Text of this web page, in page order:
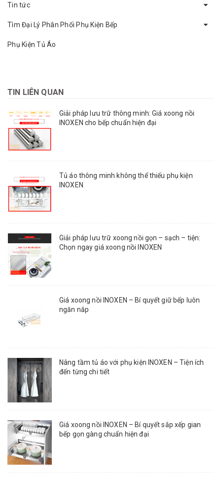
Tin tức
Tìm Đại Lý Phân Phối Phụ Kiện Bếp
Phụ Kiện Tủ Áo
TIN LIÊN QUAN
Giải pháp lưu trữ thông minh: Giá xoong nồi
INOXEN cho bếp chuẩn hiện đại
Tủ áo thông minh không thể thiếu phụ kiện
INOXEN
Giải pháp lưu trữ xoong nồi gọn – sạch – tiện:
Chọn ngay giá xoong nồi INOXEN
Giá xoong nồi INOXEN – Bí quyết giữ bếp luôn
ngăn nắp
Nâng tầm tủ áo với phụ kiện INOXEN – Tiện ích
đến từng chi tiết
Giá xoong nồi INOXEN – Bí quyết sắp xếp gian
bếp gọn gàng chuẩn hiện đại